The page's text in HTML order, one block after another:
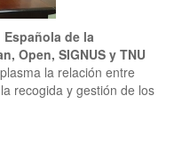
de la
Open, SIGNUS y TNU
la relación entre
recogida y gestión de los